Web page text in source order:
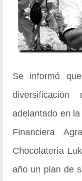
Se informó
adelantado en
Financiera
Chocolatería
año un plan de